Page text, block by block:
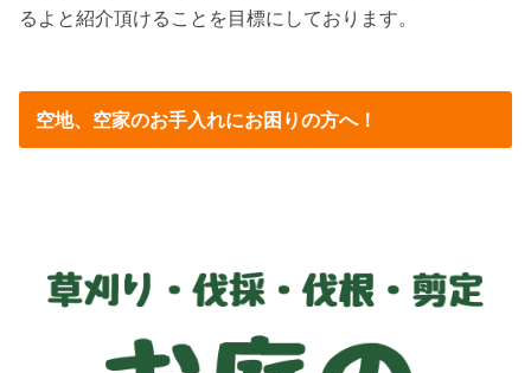
るよと紹介頂けることを目標にしております。
空地、空家のお手入れにお困りの方へ！